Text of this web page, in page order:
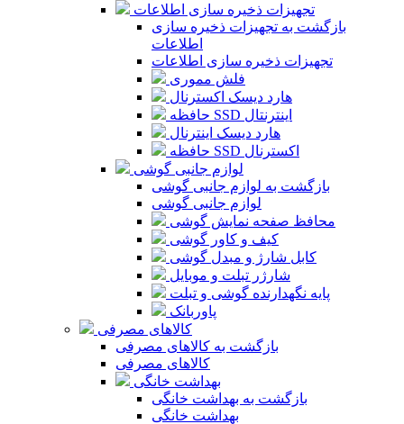
تجهیزات ذخیره سازی اطلاعات
بازگشت به تجهیزات ذخیره سازی
اطلاعات
تجهیزات ذخیره سازی اطلاعات
فلش مموری
هارد دیسک اکسترنال
حافظه SSD اینترنتال
هارد دیسک اینترنال
حافظه SSD اکسترنال
لوازم جانبی گوشی
بازگشت به لوازم جانبی گوشی
لوازم جانبی گوشی
محافظ صفحه نمایش گوشی
کیف و کاور گوشی
کابل شارژ و مبدل گوشی
شارژر تبلت و موبایل
پایه نگهدارنده گوشی و تبلت
پاوربانک
کالاهای مصرفی
بازگشت به کالاهای مصرفی
کالاهای مصرفی
بهداشت خانگی
بازگشت به بهداشت خانگی
بهداشت خانگی